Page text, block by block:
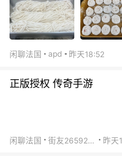
闲聊法国 apd 昨天18:52
正版授权 传奇手游
闲聊法国 街友26592800 昨天